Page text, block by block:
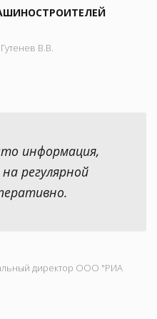
В.В.
информация,
регулярной
директор ООО "РИА